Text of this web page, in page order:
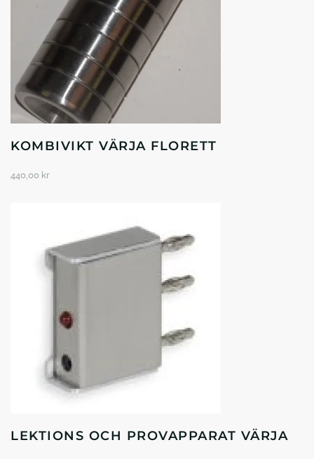
KOMBIVIKT VÄRJA FLORETT
440,00 kr
LEKTIONS OCH PROVAPPARAT VÄRJA